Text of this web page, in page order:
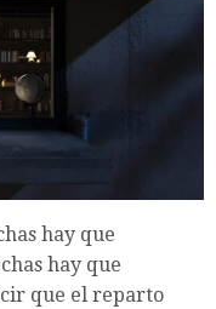
hay que
hay que
que el reparto